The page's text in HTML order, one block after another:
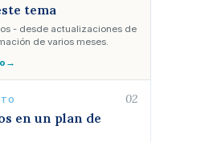
tema
- desde actualizaciones de
de varios meses.
→
02
en un plan de